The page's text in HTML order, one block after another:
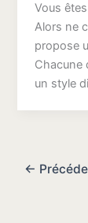
Vous
Alors ne
propose
Chacune
un style
←